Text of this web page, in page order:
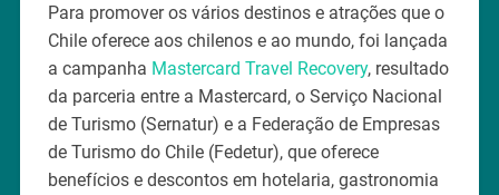
Para promover os vários destinos e atrações que o
Chile oferece aos chilenos e ao mundo, foi lançada
a campanha Mastercard Travel Recovery, resultado
da parceria entre a Mastercard, o Serviço Nacional
de Turismo (Sernatur) e a Federação de Empresas
de Turismo do Chile (Fedetur), que oferece
benefícios e descontos em hotelaria, gastronomia